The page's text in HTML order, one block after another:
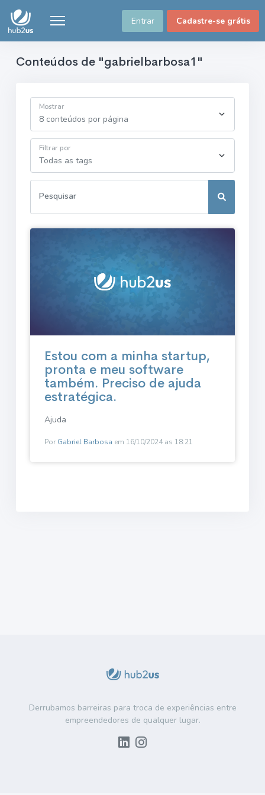
Entrar Cadastre-se grátis
Conteúdos de "gabrielbarbosa1"
Mostrar
Filtrar por
Pesquisar
Estou com a minha startup,
pronta e meu software
também. Preciso de ajuda
estratégica.
Ajuda
Por Gabriel Barbosa em 16/10/2024 as 18:21
Derrubamos barreiras para troca de experiências entre
empreendedores de qualquer lugar.